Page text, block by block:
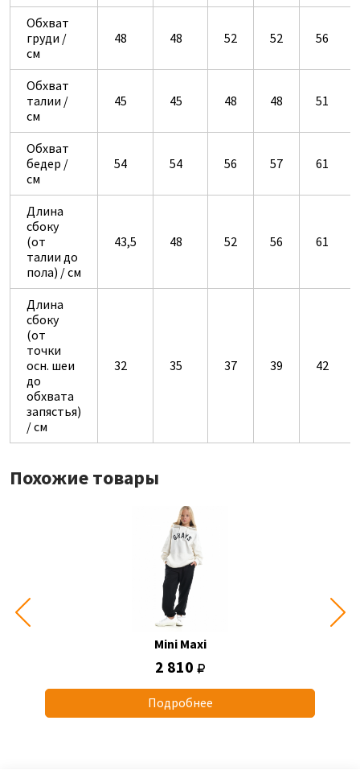
Обхват
груди /
см
48 48 52 52 56
Обхват
талии /
см
45 45 48 48 51
Обхват
бедер /
см
54 54 56 57 61
Длина
сбоку
(от
талии до
пола) / см
43,5 48 52 56 61
Длина
сбоку
(от
точки
осн. шеи
до
обхвата
запястья)
/ см
32 35 37 39 42
Похожие товары
Mini Maxi
2 810
Подробнее